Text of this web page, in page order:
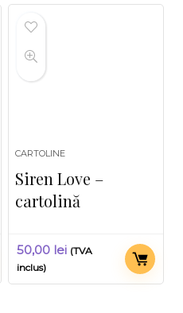
CARTOLINE
Siren Love –
cartolină
50,00 lei (TVA
inclus)